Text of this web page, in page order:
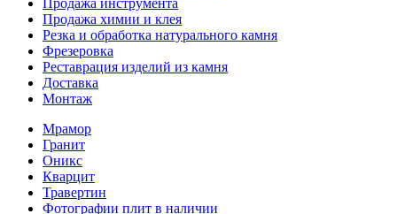
Продажа инструмента
Продажа химии и клея
Резка и обработка натурального камня
Фрезеровка
Реставрация изделий из камня
Доставка
Монтаж
Мрамор
Гранит
Оникс
Кварцит
Травертин
Фотографии плит в наличии